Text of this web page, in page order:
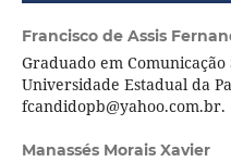
Francisco de Assis
Graduado em Comunicação
Universidade Estadual da
fcandidopb@yahoo.com.br.
Manassés Morais Xavier